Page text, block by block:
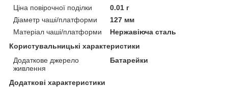
Ціна повірочної поділки
0.01 г
Діаметр чаші/платформи
127 мм
Матеріал чаші/платформи
Нержавіюча сталь
Користувальницькі характеристики
Додаткове джерело
живлення
Батарейки
Додаткові характеристики